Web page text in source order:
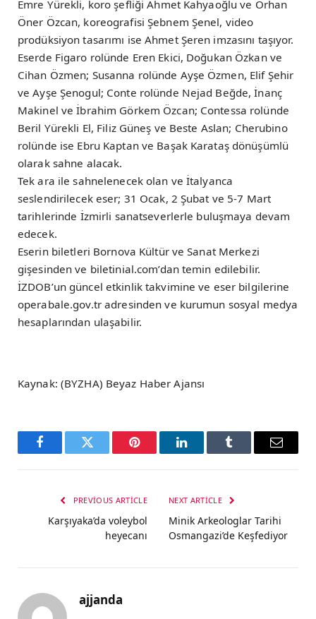
Emre Yürekli, koro şefliği Ahmet Kahyaoğlu ve Orhan
Öner Özcan, koreografisi Şebnem Şenel, video
prodüksiyon tasarımı ise Ahmet Şeren imzasını taşıyor.
Eserde Figaro rolünde Eren Ekici, Doğukan Özkan ve
Cihan Özmen; Susanna rolünde Ayşe Özmen, Elif Şehir
ve Ayşe Şenogul; Conte rolünde Nejad Beğde, İnanç
Makinel ve İbrahim Görkem Özcan; Contessa rolünde
Beril Yürekli El, Filiz Güneş ve Beste Aslan; Cherubino
rolünde ise Ebru Kaptan ve Başak Karataş dönüşümlü
olarak sahne alacak.
Tek ara ile sahnelenecek olan ve İtalyanca
seslendirilecek eser; 31 Ocak, 2 Şubat ve 5-7 Mart
tarihlerinde İzmirli sanatseverlerle buluşmaya devam
edecek.
Eserin biletleri Bornova Kültür ve Sanat Merkezi
gişesinden ve biletinial.com’dan temin edilebilir.
İZDOB’un güncel etkinlik takvimine ve eser bilgilerine
operabale.gov.tr adresinden ve kurumun sosyal medya
hesaplarından ulaşabilir.
Kaynak: (BYZHA) Beyaz Haber Ajansı
FacebookTwitter Pinterest LinkedInTumblr Email
PREVIOUS ARTICLE
Karşıyaka’da voleybol
heyecanı
NEXT ARTICLE
Minik Arkeologlar Tarihi
Osmangazi’de Keşfediyor
ajjanda